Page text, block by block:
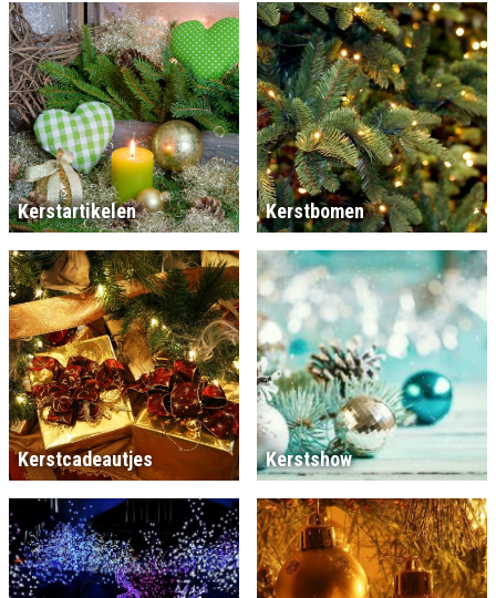
Kerstartikelen Kerstbomen
Kerstcadeautjes Kerstshow